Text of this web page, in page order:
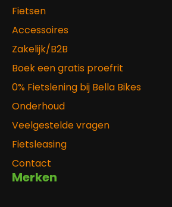
Fietsen
Accessoires
Zakelijk/B2B
Boek een gratis proefrit
0% Fietslening bij Bella Bikes
Onderhoud
Veelgestelde vragen
Fietsleasing
Contact
Merken